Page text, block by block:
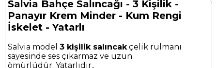
Salvia Bahçe Salıncağı - 3 Kişilik -
Panayır Krem Minder - Kum Rengi
İskelet - Yatarlı
Salvia model 3 kişilik salıncakçelik rulmanı
sayesinde ses çıkarmaz ve uzun
ömürlüdür. Yatarlıdır..